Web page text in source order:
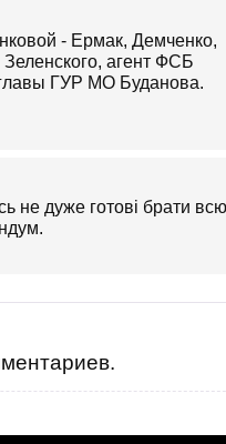
- Ермак, Демченко,
агент ФСБ
ГУР МО Буданова.
не дуже готові брати всю